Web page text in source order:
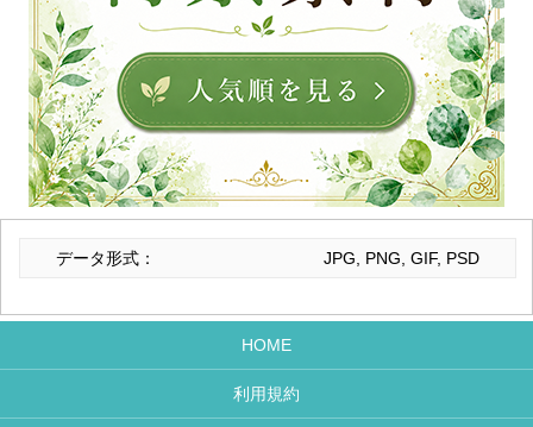
データ形式： JPG, PNG, GIF, PSD
HOME
利用規約